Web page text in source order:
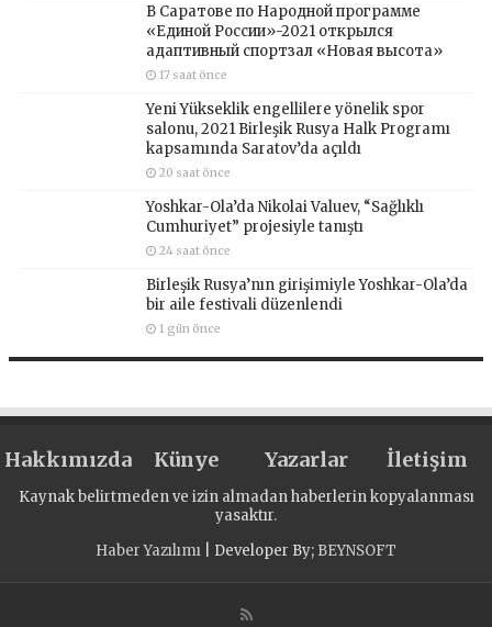
В Саратове по Народной программе
«Единой России»-2021 открылся
адаптивный спортзал «Новая высота»
17 saat önce
Yeni Yükseklik engellilere yönelik spor
salonu, 2021 Birleşik Rusya Halk Programı
kapsamında Saratov’da açıldı
20 saat önce
Yoshkar-Ola’da Nikolai Valuev, “Sağlıklı
Cumhuriyet” projesiyle tanıştı
24 saat önce
Birleşik Rusya’nın girişimiyle Yoshkar-Ola’da
bir aile festivali düzenlendi
1 gün önce
Hakkımızda Künye Yazarlar İletişim
Kaynak belirtmeden ve izin almadan haberlerin kopyalanması
yasaktır.
Haber Yazılımı | Developer By; BEYNSOFT